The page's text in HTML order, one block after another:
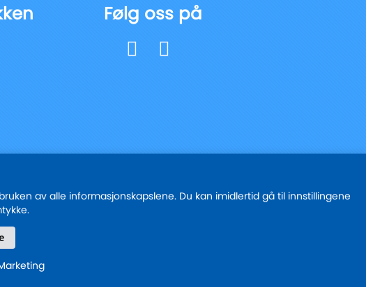
Følg oss på
av alle informasjonskapslene. Du kan imidlertid gå til innstillingene